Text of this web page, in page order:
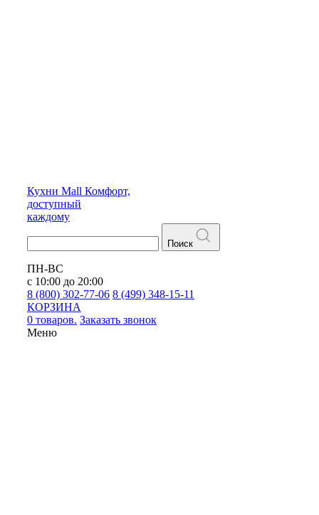
Кухни Mall Комфорт,
доступный
каждому
Поиск
ПН-ВС
с 10:00 до 20:00
8 (800) 302-77-06 8 (499) 348-15-11
КОРЗИНА
0 товаров. Заказать звонок
Меню